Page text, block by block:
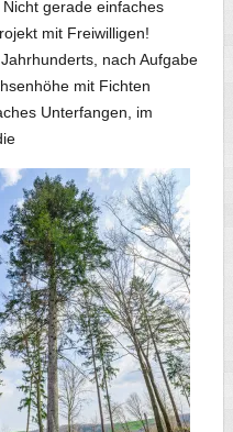
gerade einfaches
mit Freiwilligen!
nach Aufgabe
mit Fichten
Unterfangen, im